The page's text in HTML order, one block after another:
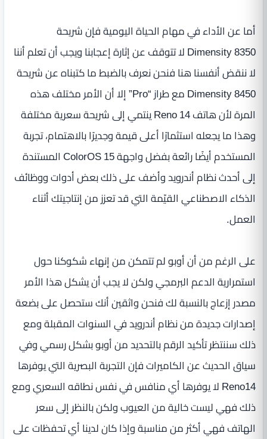
أما عن الأداء في مهام الحياة اليومية فإن شريحة
Dimensity 8350 لا تتوقف عن إثارة إعجابنا ويجب أن تعلم أننا
لا ننقض أنفسنا هنا فنحن نعرف بالضبط ما كتبناه عن شريحة
Dimensity 8450 مع طراز “Pro” إلا أن الأمر مختلف هذه
المرة لأن هاتف Reno 14 ينتمي إلى شريحة سعرية مختلفة
وهذا ما يجعله استثمارًا أعلى قيمة وجديرًا بالاهتمام، تجربة
المستخدم أيضًا رائعة بفضل واجهة ColorOS 15 المستندة
إلى أحدث نظام أندرويد وأضف على ذلك بعض أدوات ووظائف
الذكاء الاصطناعي القيّمة التي قد تعزز من إنتاجيتك أثناء
العمل.
على الرغم من أن أوبو لم تتمكن من إنهاء شكوكنا حول
استمرارية الدعم البرمجي ولكن لا يجب أن يشكل هذا الأمر
مصدر إزعاج بالنسبة لك فنحن واثقين أنك ستحصل على بضعة
إصدارات جديدة من نظام أندرويد في السنوات المقبلة ومع
ذلك سننتظر تأكيد الرقم بالتحديد من أوبو بشكل رسمي وفي
سياق الحديث عن الكاميرات فإن التجربة البصرية التي يوفرها
Reno14 لا يوفرها أي منافس في نفس نطاقه السعري ومع
ذلك فهي ليست خالية من العيوب ولكن بالنظر إلى سعر
الهاتف فهي أكثر من مناسبة وإذا كان لدينا أي تحفظات على